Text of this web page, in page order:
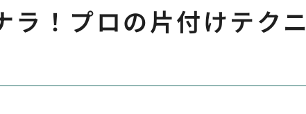
ラ！プロの片付けテクニ